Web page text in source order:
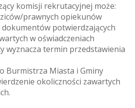
komisji rekrutacyjnej może:
prawnych opiekunów
potwierdzających
w oświadczeniach
wyznacza termin przedstawienia
Burmistrza Miasta i Gminy
okoliczności zawartych